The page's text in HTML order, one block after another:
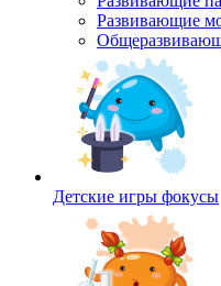
Развивающие
Детские игры фокусы